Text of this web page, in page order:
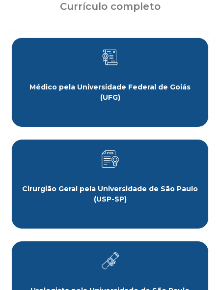
Currículo completo
Médico pela Universidade Federal de Goiás
(UFG)
Cirurgião Geral pela Universidade de São Paulo
(USP-SP)